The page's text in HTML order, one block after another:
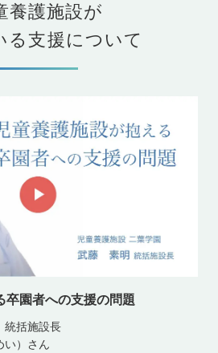
養護施設が
る支援について
卒園者への支援の問題
括施設長
）さん